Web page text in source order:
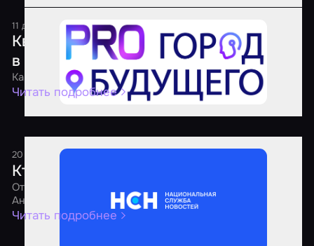
11 декабря 20251 минута
Квесты по сериалу «Метод» открылись
в трех городах России
Как квесты переносят зрителей в эпицентр событий
Читать подробнее
20 августа 2025
Кто должен проверять квесты
Отвечает PR-директор агрегатора «Мир Квестов»
Анастасия Недумова
Читать подробнее